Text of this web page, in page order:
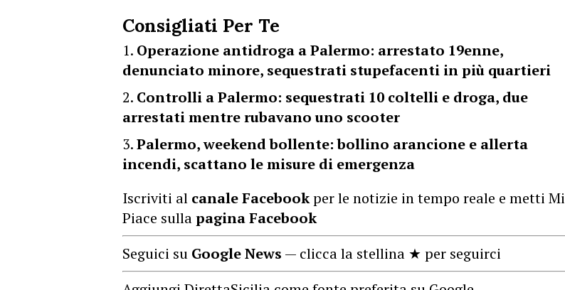
Consigliati Per Te
Operazione antidroga a Palermo: arrestato 19enne,
denunciato minore, sequestrati stupefacenti in più quartieri
Controlli a Palermo: sequestrati 10 coltelli e droga, due
arrestati mentre rubavano uno scooter
Palermo, weekend bollente: bollino arancione e allerta
incendi, scattano le misure di emergenza
Iscriviti al canale Facebookper le notizie in tempo reale e metti Mi
Piace sullapagina Facebook
Seguici su Google News — clicca la stellina ★ per seguirci